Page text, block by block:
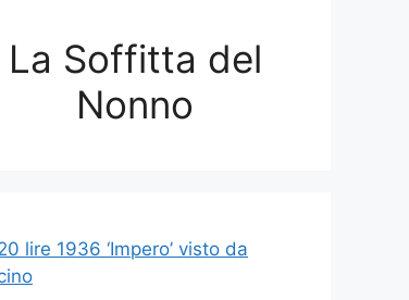
La Soffitta del
Nonno
lire 1936 ‘Impero’ visto da